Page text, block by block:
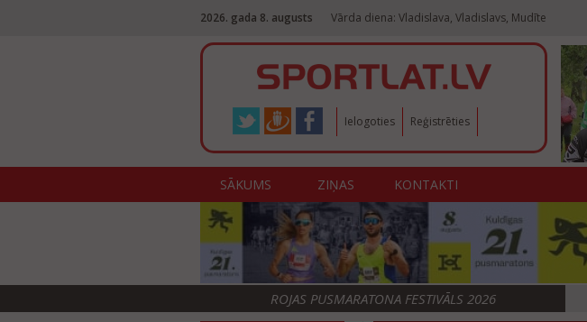
2026. gada 8. augusts Vārda diena: Vladislava, Vladislavs, Mudīte
Ielogoties Reģistrēties
SĀKUMS ZIŅAS KONTAKTI
ROJAS PUSMARATONA FESTIVĀLS 2026